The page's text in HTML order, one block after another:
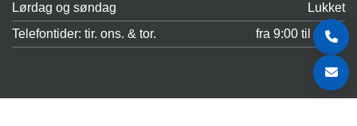
Lørdag og søndag
Lukket
Telefontider: tir. ons. & tor.
fra 9:00 til 11:00